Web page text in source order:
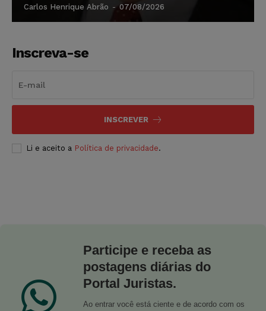
Carlos Henrique Abrão - 07/08/2026
Inscreva-se
INSCREVER
Li e aceito a Política de privacidade.
Participe e receba as
postagens diárias do
Portal Juristas.
Ao entrar você está ciente e de acordo com os